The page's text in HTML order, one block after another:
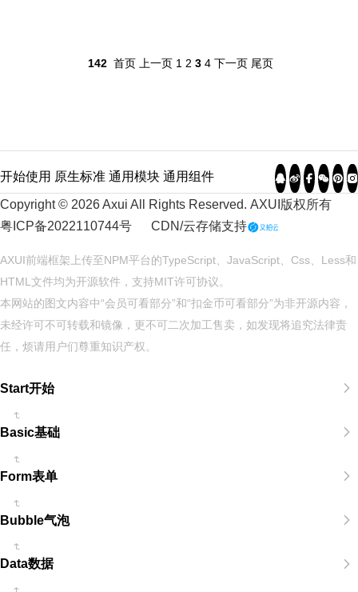
142 首页 上一页 1 2 3 4 下一页 尾页
开始使用 原生标准 通用模块 通用组件
Copyright © 2026 Axui All Rights Reserved. AXUI 版权所有
粤ICP备2022110744号
CDN/云存储支持
AXUI前端框架上传至NPM平台的TypeScript、JavaScript、Css、Less和
HTML文件均为开源软件，支持 MIT许可协议。
本网站的图文内容中“会员可看部分”和“扣金币可看部分”为非开源内容，
未经许可不可转载和镜像，更不可二次加工售卖，如发现将追究法律责
任，烦请用户们尊重知识产权。
Start开始
Basic基础
Form表单
Bubble气泡
Data数据